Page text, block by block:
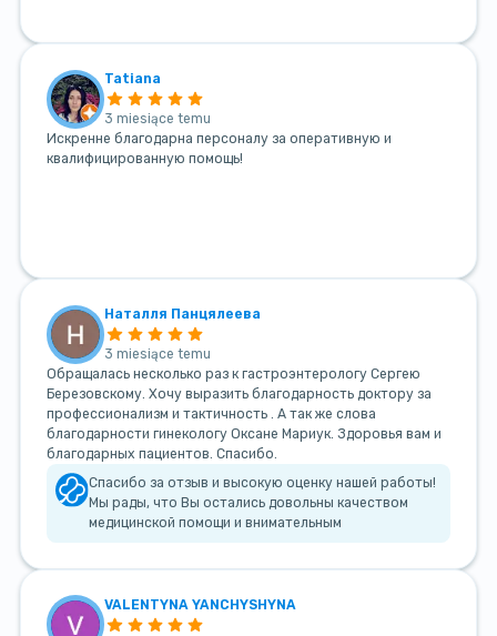
Tatiana
3 miesiące temu
Искренне благодарна персоналу за оперативную и
квалифицированную помощь!
Наталля Панцялеева
3 miesiące temu
Обращалась несколько раз к гастроэнтерологу Сергею
Березовскому. Хочу выразить благодарность доктору за
профессионализм и тактичность . А так же слова
благодарности гинекологу Оксане Мариук. Здоровья вам и
благодарных пациентов. Спасибо.
Спасибо за отзыв и высокую оценку нашей работы!
Мы рады, что Вы остались довольны качеством
медицинской помощи и внимательным
VALENTYNA YANCHYSHYNA